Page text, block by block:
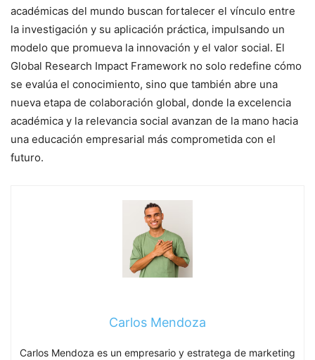
académicas del mundo buscan fortalecer el vínculo entre
la investigación y su aplicación práctica, impulsando un
modelo que promueva la innovación y el valor social. El
Global Research Impact Framework no solo redefine cómo
se evalúa el conocimiento, sino que también abre una
nueva etapa de colaboración global, donde la excelencia
académica y la relevancia social avanzan de la mano hacia
una educación empresarial más comprometida con el
futuro.
Carlos Mendoza
Carlos Mendoza es un empresario y estratega de marketing